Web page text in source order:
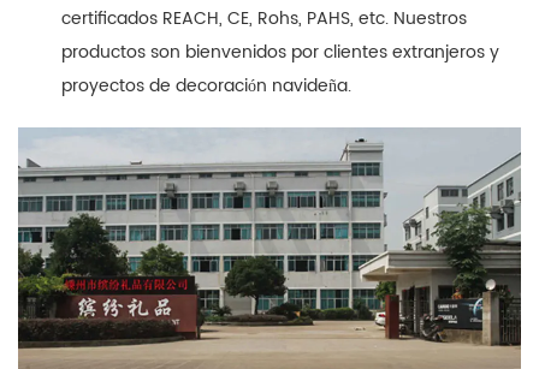
certificados REACH, CE, Rohs, PAHS, etc. Nuestros
productos son bienvenidos por clientes extranjeros y
proyectos de decoración navideña.